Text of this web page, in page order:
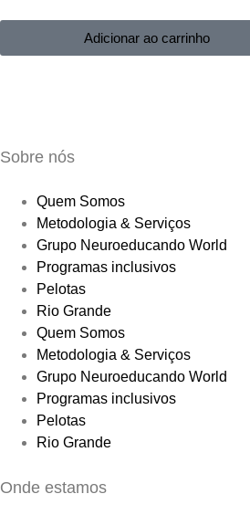
Adicionar ao carrinho
Sobre nós
Quem Somos
Metodologia & Serviços
Grupo Neuroeducando World
Programas inclusivos
Pelotas
Rio Grande
Quem Somos
Metodologia & Serviços
Grupo Neuroeducando World
Programas inclusivos
Pelotas
Rio Grande
Onde estamos